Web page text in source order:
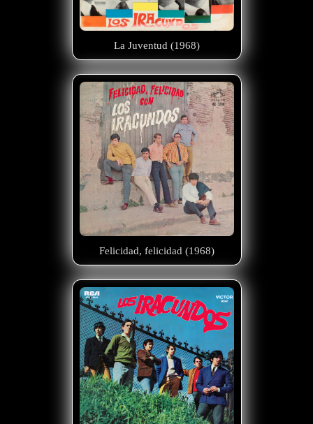
La Juventud (1968)
Felicidad, felicidad (1968)